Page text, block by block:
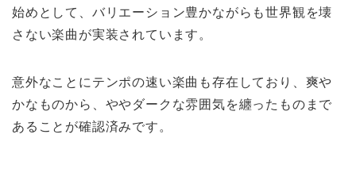
始めとして、バリエーション豊かながらも世界観を壊
さない楽曲が実装されています。
意外なことにテンポの速い楽曲も存在しており、爽や
かなものから、ややダークな雰囲気を纏ったものまで
あることが確認済みです。